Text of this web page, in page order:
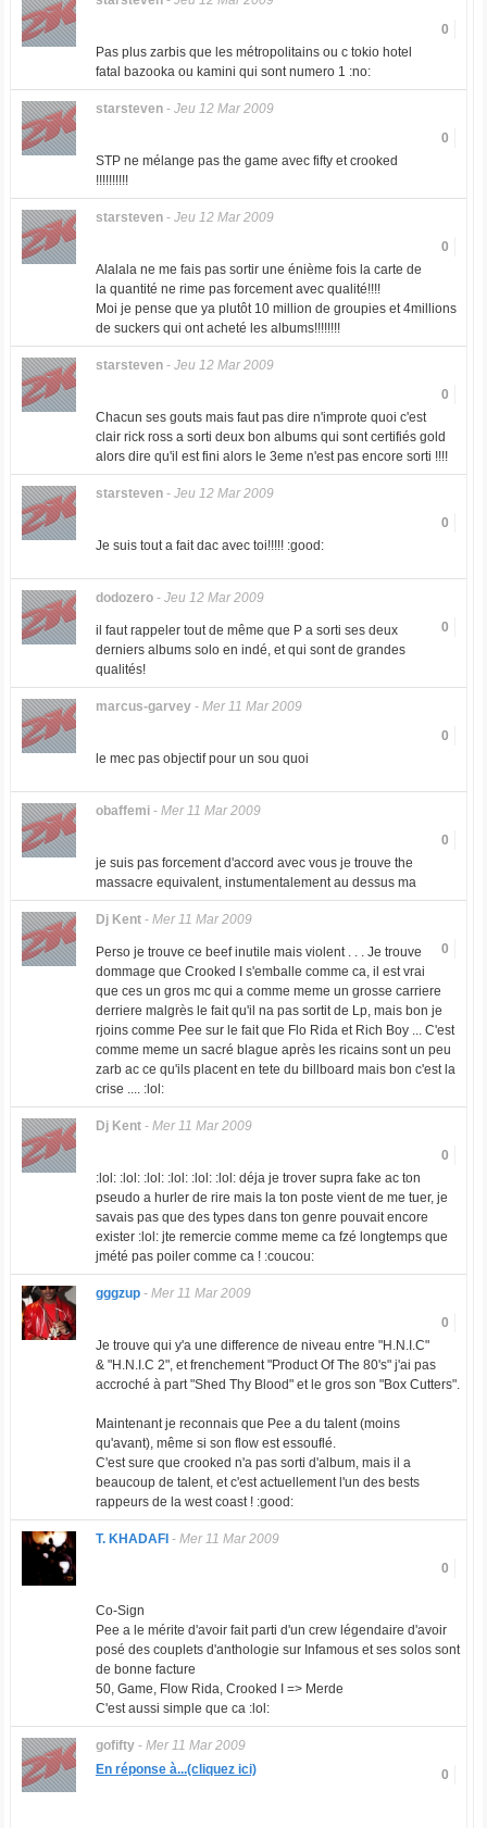
0
Pas plus zarbis que les métropolitains ou c tokio hotel
fatal bazooka ou kamini qui sont numero 1 :no:
starsteven- Jeu 12 Mar 2009
0
STP ne mélange pas the game avec fifty et crooked
!!!!!!!!!!
starsteven- Jeu 12 Mar 2009
0
Alalala ne me fais pas sortir une énième fois la carte de
la quantité ne rime pas forcement avec qualité!!!!
Moi je pense que ya plutôt 10 million de groupies et 4millions
de suckers qui ont acheté les albums!!!!!!!!
starsteven- Jeu 12 Mar 2009
0
Chacun ses gouts mais faut pas dire n'improte quoi c'est
clair rick ross a sorti deux bon albums qui sont certifiés gold
alors dire qu'il est fini alors le 3eme n'est pas encore sorti !!!!
starsteven- Jeu 12 Mar 2009
0
Je suis tout a fait dac avec toi!!!!! :good:
dodozero- Jeu 12 Mar 2009
0
il faut rappeler tout de même que P a sorti ses deux
derniers albums solo en indé, et qui sont de grandes
qualités!
marcus-garvey- Mer 11 Mar 2009
0
le mec pas objectif pour un sou quoi
obaffemi- Mer 11 Mar 2009
0
je suis pas forcement d'accord avec vous je trouve the
massacre equivalent, instumentalement au dessus ma
Dj Kent- Mer 11 Mar 2009
0
Perso je trouve ce beef inutile mais violent . . . Je trouve
dommage que Crooked I s'emballe comme ca, il est vrai
que ces un gros mc qui a comme meme un grosse carriere
derriere malgrès le fait qu'il na pas sortit de Lp, mais bon je
rjoins comme Pee sur le fait que Flo Rida et Rich Boy ... C'est
comme meme un sacré blague après les ricains sont un peu
zarb ac ce qu'ils placent en tete du billboard mais bon c'est la
crise .... :lol:
Dj Kent- Mer 11 Mar 2009
0
:lol: :lol: :lol: :lol: :lol: :lol: déja je trover supra fake ac ton
pseudo a hurler de rire mais la ton poste vient de me tuer, je
savais pas que des types dans ton genre pouvait encore
exister :lol: jte remercie comme meme ca fzé longtemps que
jmété pas poiler comme ca ! :coucou:
gggzup- Mer 11 Mar 2009
0
Je trouve qui y'a une difference de niveau entre "H.N.I.C"
& "H.N.I.C 2", et frenchement "Product Of The 80's" j'ai pas
accroché à part "Shed Thy Blood" et le gros son "Box Cutters".
Maintenant je reconnais que Pee a du talent (moins
qu'avant), même si son flow est essouflé.
C'est sure que crooked n'a pas sorti d'album, mais il a
beaucoup de talent, et c'est actuellement l'un des bests
rappeurs de la west coast ! :good:
T. KHADAFI - Mer 11 Mar 2009
0
Co-Sign
Pee a le mérite d'avoir fait parti d'un crew légendaire d'avoir
posé des couplets d'anthologie sur Infamous et ses solos sont
de bonne facture
50, Game, Flow Rida, Crooked I => Merde
C'est aussi simple que ca :lol:
gofifty- Mer 11 Mar 2009
0
En réponse à...(cliquez ici)